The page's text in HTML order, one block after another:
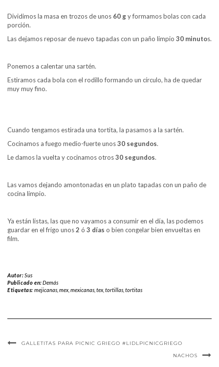
Dividimos la masa en trozos de unos 60 gy formamos bolas con cada
porción.
Las dejamos reposar de nuevo tapadas con un paño limpio 30 minutos.
Ponemos a calentar una sartén.
Estiramos cada bola con el rodillo formando un círculo, ha de quedar
muy muy fino.
Cuando tengamos estirada una tortita, la pasamos a la sartén.
Cocinamos a fuego medio-fuerte unos30 segundos.
Le damos la vuelta y cocinamos otros30 segundos.
Las vamos dejando amontonadas en un plato tapadas con un paño de
cocina limpio.
Ya están listas, las que no vayamos a consumir en el día, las podemos
guardar en el frigo unos2 ó 3 días o bien congelar bien envueltas en
film.
Autor:Sus
Publicado en:Demás
Etiquetas: mejicanas, mex, mexicanas, tex, tortillas, tortitas
GALLETITAS PARA PICNIC GRIEGO #LIDLPICNICGRIEGO
NACHOS